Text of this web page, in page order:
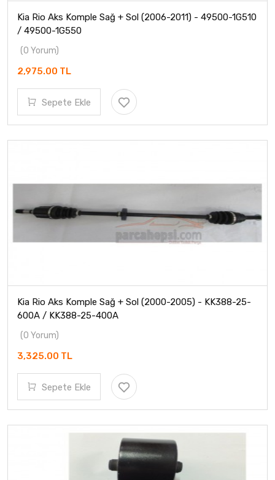
Kia Rio Aks Komple Sağ + Sol (2006-2011) - 49500-1G510
/ 49500-1G550
(0 Yorum)
2,975.00 TL
Sepete Ekle
Kia Rio Aks Komple Sağ + Sol (2000-2005) - KK388-25-
600A / KK388-25-400A
(0 Yorum)
3,325.00 TL
Sepete Ekle